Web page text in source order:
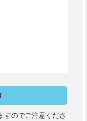
すのでご注意くださ